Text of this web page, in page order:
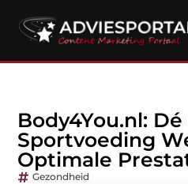
Body4You.nl:
Sportvoeding
Optimale
Gezondheid